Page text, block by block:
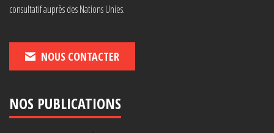
consultatif auprès des Nations Unies.
NOUS CONTACTER
NOS PUBLICATIONS